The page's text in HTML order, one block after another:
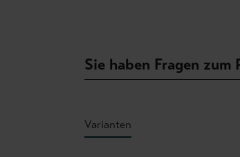
Sie haben Fragen zum
Varianten